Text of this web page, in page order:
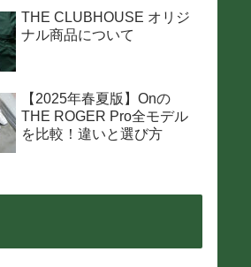
THE CLUBHOUSE オリジ
ナル商品について
【2025年春夏版】Onの
THE ROGER Pro全モデル
を比較！違いと選び方